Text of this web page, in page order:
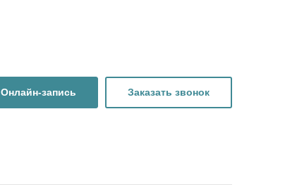
Онлайн-запись Заказать звонок